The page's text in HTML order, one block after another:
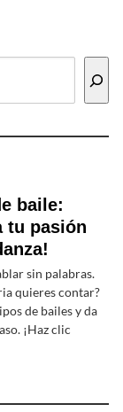
baile:
tu pasión
sin palabras.
quieres contar?
de bailes y da
¡Haz clic